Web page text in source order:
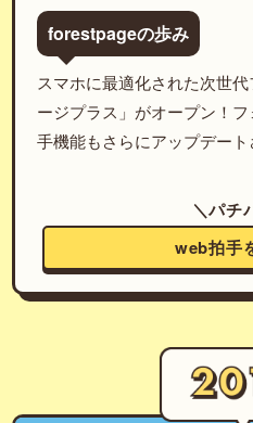
forestpageの歩み
スマホに最適化された次世
ージプラス」がオープン！
手機能もさらにアップデート
＼パチ
web拍手